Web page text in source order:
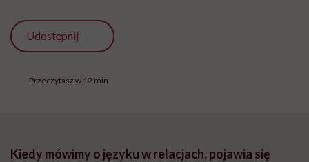
Udostępnij
Przeczytasz w 12 min
Kiedy mówimy o języku w relacjach, pojawia się